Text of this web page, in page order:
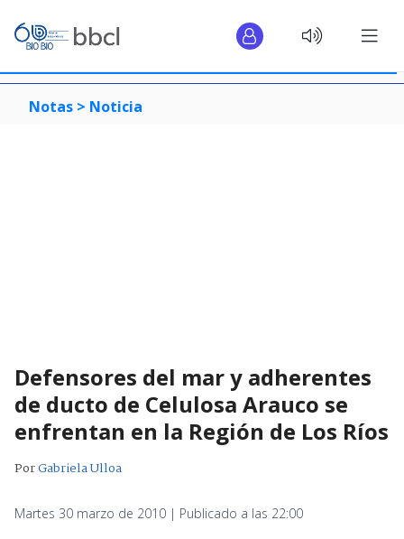
Notas > Noticia
Defensores del mar y adherentes
de ducto de Celulosa Arauco se
enfrentan en la Región de Los Ríos
PorGabriela Ulloa
Martes 30 marzo de 2010 | Publicado a las 22:00